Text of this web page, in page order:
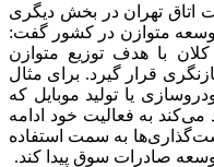
اتاق تهران در بخش دیگری
توسعه متوازن در کشور گفت:
با هدف توزیع متوازن
قرار گیرد. برای مثال
یا تولید موبایل که
می‌کند به فعالیت خود ادامه
به سمت استفاده
صادرات سوق پیدا کند.